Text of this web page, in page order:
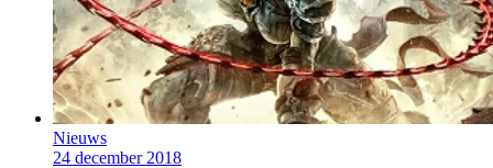
Nieuws
24 december 2018